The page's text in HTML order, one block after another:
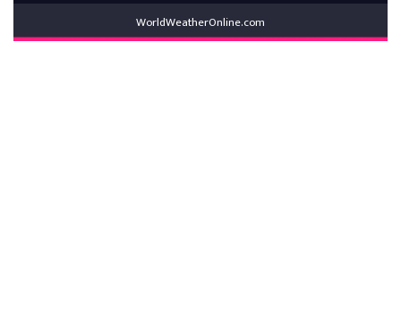
WorldWeatherOnline.com